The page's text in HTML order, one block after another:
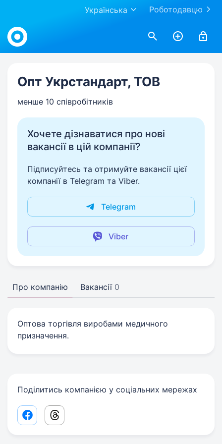
Роботодавцю
Українська
Work.ua
Опт Укрстандарт, ТОВ
менше 10 співробітників
Хочете дізнаватися про нові
вакансії в цій компанії?
Підписуйтесь та отримуйте вакансії цієї
компанії в Telegram та Viber.
Telegram
Viber
Про компанію Вакансії 0
Оптова торгівля виробами медичного
призначення.
Поділитись компанією у соціальних мережах
Facebook share link
Threads share link